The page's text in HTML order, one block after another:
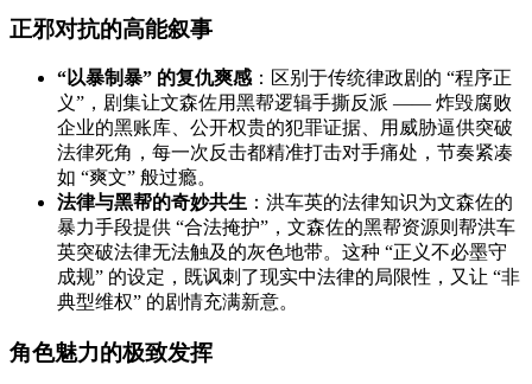
正邪对抗的高能叙事
“以暴制暴” 的复仇爽感 ：区别于传统律政剧的 “程序正
义”，剧集让文森佐用黑帮逻辑手撕反派 —— 炸毁腐败
企业的黑账库、公开权贵的犯罪证据、用威胁逼供突破
法律死角，每一次反击都精准打击对手痛处，节奏紧凑
如 “爽文” 般过瘾。
法律与黑帮的奇妙共生 ：洪车英的法律知识为文森佐的
暴力手段提供 “合法掩护”，文森佐的黑帮资源则帮洪车
英突破法律无法触及的灰色地带。这种 “正义不必墨守
成规” 的设定，既讽刺了现实中法律的局限性，又让 “非
典型维权” 的剧情充满新意。
角色魅力的极致发挥